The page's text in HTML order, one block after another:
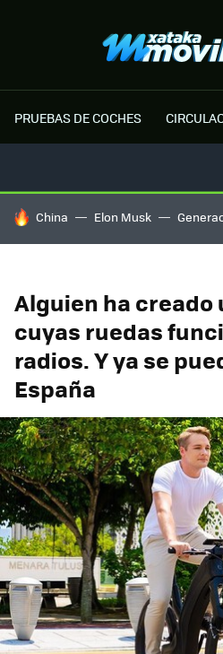
PRUEBAS DE COCHES
HOY SE HABLA DE
China Elon Musk
Alguien ha
cuyas ruedas
radios. Y ya se
España